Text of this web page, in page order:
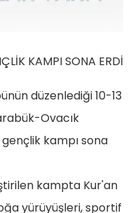
KAMPI SONA ERDİ
düzenlediği 10-13
Ovacık
kampı sona
kampta Kur'an
yürüyüşleri, sportif